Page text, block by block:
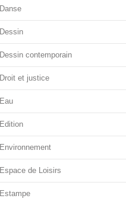
Danse
Dessin
Dessin contemporain
Droit et justice
Eau
Edition
Environnement
Espace de Loisirs
Estampe